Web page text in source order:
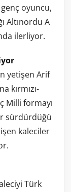
oyuncu,
Altınordu A
ilerliyor.
yetişen Arif
kırmızı-
Milli formayı
sürdürdüğü
kaleciler
Türk